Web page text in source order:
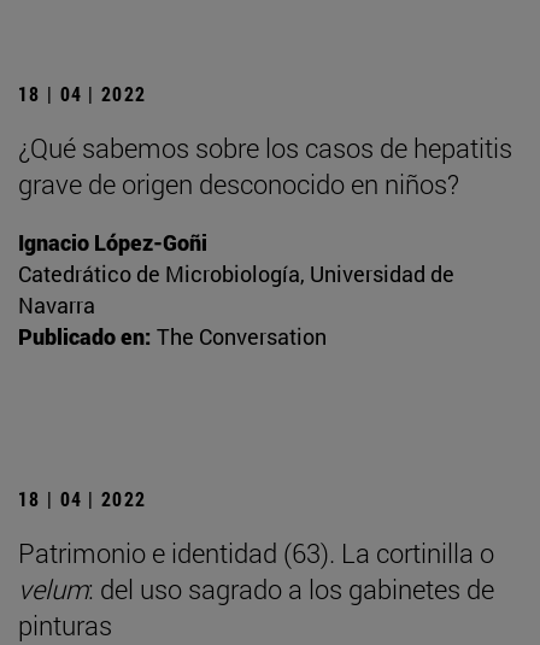
18 | 04 | 2022
¿Qué sabemos sobre los casos de hepatitis
grave de origen desconocido en niños?
Ignacio López-Goñi
Catedrático de Microbiología, Universidad de
Navarra
Publicado en: The Conversation
18 | 04 | 2022
Patrimonio e identidad (63). La cortinilla o
velum: del uso sagrado a los gabinetes de
pinturas